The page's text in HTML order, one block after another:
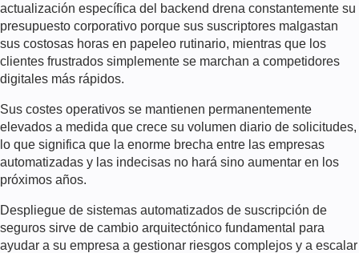
actualización específica del backend drena constantemente su
presupuesto corporativo porque sus suscriptores malgastan
sus costosas horas en papeleo rutinario, mientras que los
clientes frustrados simplemente se marchan a competidores
digitales más rápidos.
Sus costes operativos se mantienen permanentemente
elevados a medida que crece su volumen diario de solicitudes,
lo que significa que la enorme brecha entre las empresas
automatizadas y las indecisas no hará sino aumentar en los
próximos años.
Despliegue de sistemas automatizados de suscripción de
seguros sirve de cambio arquitectónico fundamental para
ayudar a su empresa a gestionar riesgos complejos y a escalar